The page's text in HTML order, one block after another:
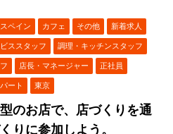
ペイン カフェ その他 新着求人
ススタッフ 調理・キッチンスタッフ
店長・マネージャー 正社員
ート 東京
のお店で、店づくりを通
りに参加しよう。